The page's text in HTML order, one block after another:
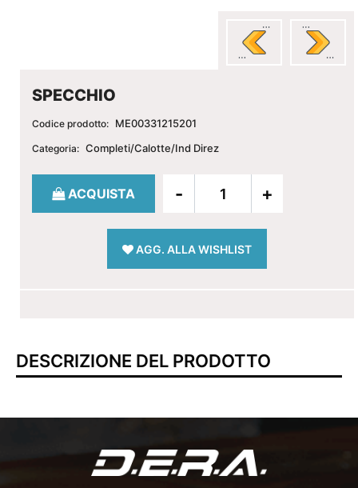
SPECCHIO
Codice prodotto: ME00331215201
Categoria: Completi/Calotte/Ind Direz
Quantità
ACQUISTA
AGG. ALLA WISHLIST
DESCRIZIONE DEL PRODOTTO